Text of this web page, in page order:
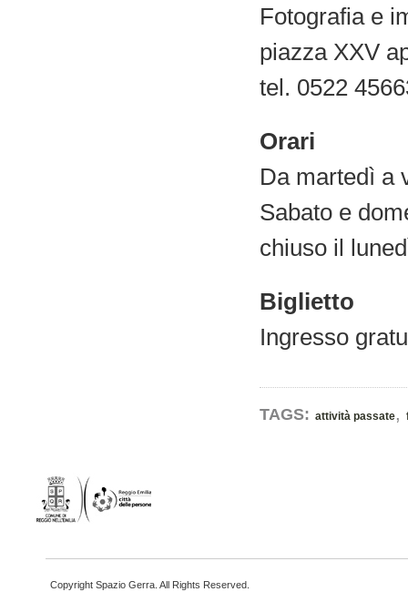
Fotografia e
piazza XXV
tel. 0522
Orari
Da martedì a
Sabato e
chiuso il
Biglietto
Ingresso
TAGS: attività passate,
Copyright Spazio Gerra. All Rights Reserved.